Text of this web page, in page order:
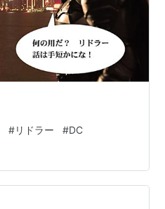
#リドラー #DC